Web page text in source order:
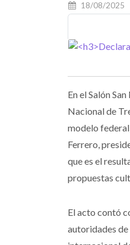
18/08/2025
En el Salón
Nacional de
modelo
Ferrero,
que es el
propuestas
El acto contó
autoridades